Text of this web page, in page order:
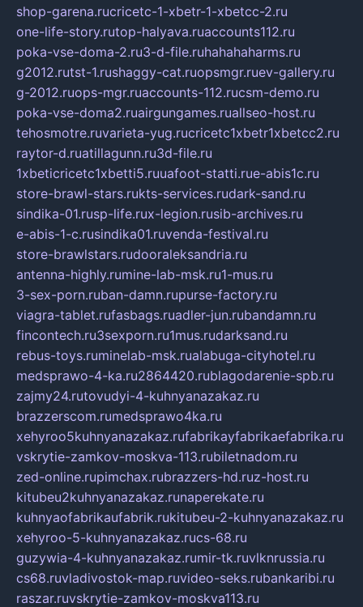
shop-garena.rucricetc-1-xbetr-1-xbetcc-2.ru
one-life-story.rutop-halyava.ruaccounts112.ru
poka-vse-doma-2.ru3-d-file.ruhahahaharms.ru
g2012.rutst-1.rushaggy-cat.ruopsmgr.ruev-gallery.ru
g-2012.ruops-mgr.ruaccounts-112.rucsm-demo.ru
poka-vse-doma2.ruairgungames.ruallseo-host.ru
tehosmotre.ruvarieta-yug.rucricetc1xbetr1xbetcc2.ru
raytor-d.ruatillagunn.ru3d-file.ru
1xbeticricetc1xbetti5.ruuafoot-statti.rue-abis1c.ru
store-brawl-stars.rukts-services.rudark-sand.ru
sindika-01.rusp-life.rux-legion.rusib-archives.ru
e-abis-1-c.rusindika01.ruvenda-festival.ru
store-brawlstars.rudooraleksandria.ru
antenna-highly.rumine-lab-msk.ru1-mus.ru
3-sex-porn.ruban-damn.rupurse-factory.ru
viagra-tablet.rufasbags.ruadler-jun.rubandamn.ru
fincontech.ru3sexporn.ru1mus.rudarksand.ru
rebus-toys.ruminelab-msk.rualabuga-cityhotel.ru
medsprawo-4-ka.ru2864420.rublagodarenie-spb.ru
zajmy24.rutovudyi-4-kuhnyanazakaz.ru
brazzerscom.rumedsprawo4ka.ru
xehyroo5kuhnyanazakaz.rufabrikayfabrikaefabrika.ru
vskrytie-zamkov-moskva-113.rubiletnadom.ru
zed-online.rupimchax.rubrazzers-hd.ruz-host.ru
kitubeu2kuhnyanazakaz.runaperekate.ru
kuhnyaofabrikaufabrik.rukitubeu-2-kuhnyanazakaz.ru
xehyroo-5-kuhnyanazakaz.rucs-68.ru
guzywia-4-kuhnyanazakaz.rumir-tk.ruvlknrussia.ru
cs68.ruvladivostok-map.ruvideo-seks.rubankaribi.ru
raszar.ruvskrytie-zamkov-moskva113.ru